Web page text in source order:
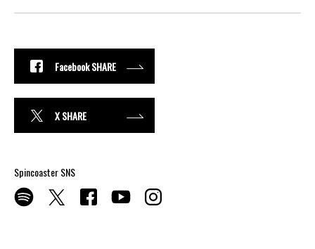
Facebook SHARE
X SHARE
Spincoaster SNS